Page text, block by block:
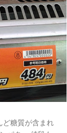
ど糖質が含まれ